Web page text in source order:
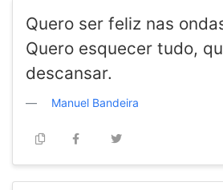
Quero ser feliz nas
Quero esquecer tudo,
descansar.
Manuel Bandeira